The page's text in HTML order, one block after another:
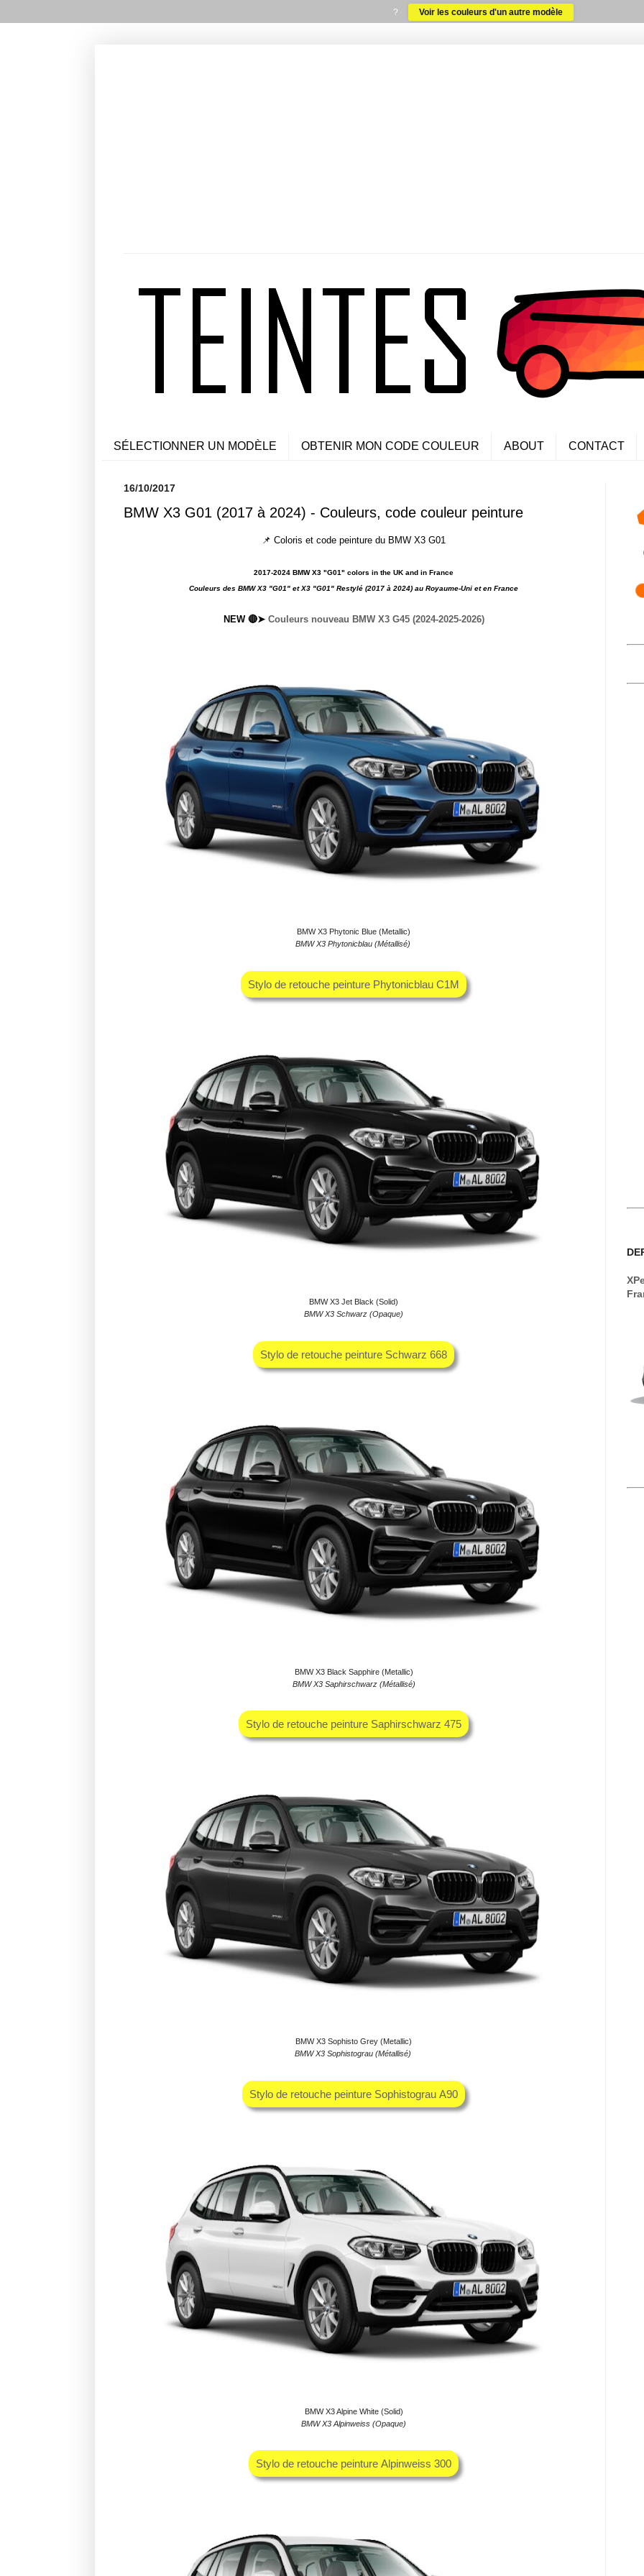
SÉLECTIONNER UN MODÈLE OBTENIR MON CODE COULEUR ABOUT CONTACT
16/10/2017
BMW X3 G01 (2017 à 2024) - Couleurs, code couleur peinture
📌 Coloris et code peinture du BMW X3 G01
2017-2024 BMW X3 "G01" colors in the UK and in France
Couleurs des BMW X3 "G01" et X3 "G01" Restylé (2017 à 2024) au Royaume-Uni et en France
NEW 🔴➤ Couleurs nouveau BMW X3 G45 (2024-2025-2026)
BMW X3 Phytonic Blue (Metallic)
BMW X3 Phytonicblau (Métallisé)
Stylo de retouche peinture Phytonicblau C1M
BMW X3 Jet Black (Solid)
BMW X3 Schwarz (Opaque)
Stylo de retouche peinture Schwarz 668
BMW X3 Black Sapphire (Metallic)
BMW X3 Saphirschwarz (Métallisé)
Stylo de retouche peinture Saphirschwarz 475
BMW X3 Sophisto Grey (Metallic)
BMW X3 Sophistograu (Métallisé)
Stylo de retouche peinture Sophistograu A90
BMW X3 Alpine White (Solid)
BMW X3 Alpinweiss (Opaque)
Stylo de retouche peinture Alpinweiss 300
? Voir les couleurs d'un autre modèle